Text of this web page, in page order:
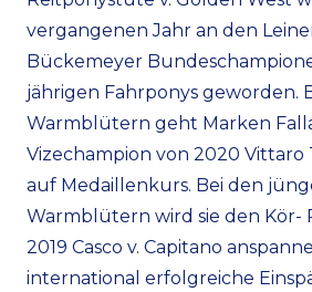
vergangenen Jahr an den
Bückemeyer
jährigen Fahrponys geworden.
Warmblütern geht Marken
Vizechampion von 2020 Vittaro
auf Medaillenkurs. Bei den
Warmblütern wird sie den Kör-
2019 Casco v. Capitano
international erfolgreiche